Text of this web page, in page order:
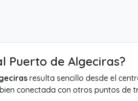
Puerto de Algeciras?
resulta sencillo desde el
conectada con otros puntos de